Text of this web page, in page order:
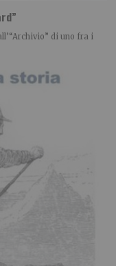
di uno fra i